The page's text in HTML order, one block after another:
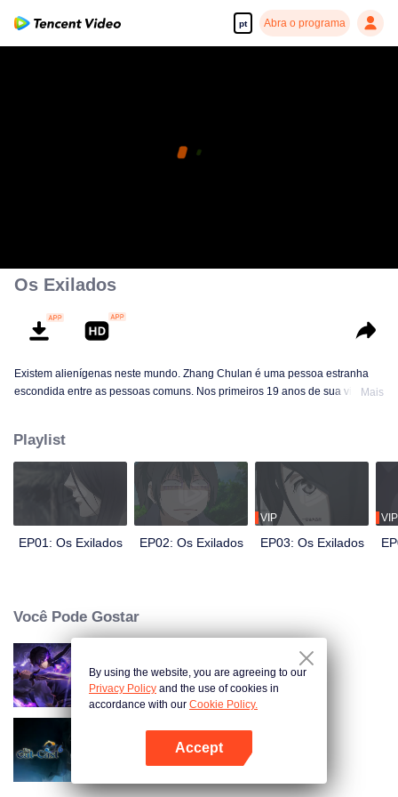
pt Abra o programa
Abra o programa
Os Exilados
Existem alienígenas neste mundo. Zhang Chulan é uma pessoa estranha
escondida entre as pessoas comuns. Nos primeiros 19 anos de sua vida,
perseguido por cadáveres vivos, hackeado por pessoas estranhas e
envolvido em problemas sem precedentes...
Mais
Playlist
EP01: Os Exilados EP02: Os Exilados
VIP
EP03: Os Exilados
VIP
Você Pode Gostar
Sombra do Céu
Marginado Temporada 6
By using the website, you are agreeing to our
Privacy Policy and the use of cookies in
accordance with our Cookie Policy.
Accept